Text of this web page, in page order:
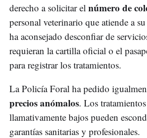
derecho a solicitar el número de
personal veterinario que atiende a
ha aconsejado desconfiar de
requieran la cartilla oficial o el
para registrar los tratamientos.
La Policía Foral ha pedido
precios anómalos. Los
llamativamente bajos pueden
garantías sanitarias y profesionales.